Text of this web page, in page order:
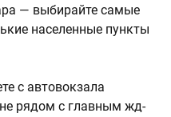
— выбирайте самые
населенные пункты
с автовокзала
не рядом с главным жд-